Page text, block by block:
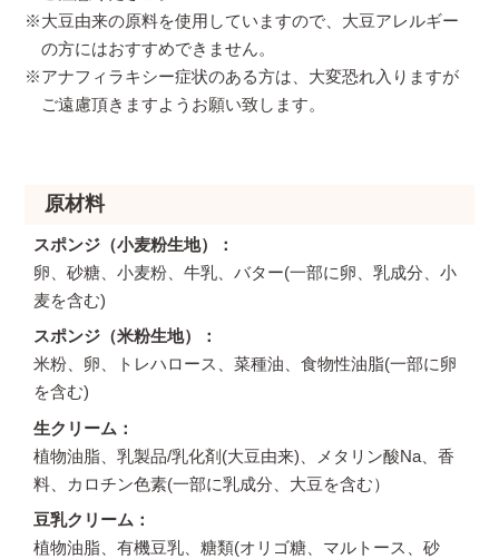
※大豆由来の原料を使用していますので、大豆アレルギー
の方にはおすすめできません。
※アナフィラキシー症状のある方は、大変恐れ入りますが
ご遠慮頂きますようお願い致します。
原材料
スポンジ（小麦粉生地）
卵、砂糖、小麦粉、牛乳、バター(一部に卵、乳成分、小
麦を含む)
スポンジ（米粉生地）
米粉、卵、トレハロース、菜種油、食物性油脂(一部に卵
を含む)
生クリーム
植物油脂、乳製品/乳化剤(大豆由来)、メタリン酸Na、香
料、カロチン色素(一部に乳成分、大豆を含む）
豆乳クリーム
植物油脂、有機豆乳、糖類(オリゴ糖、マルトース、砂